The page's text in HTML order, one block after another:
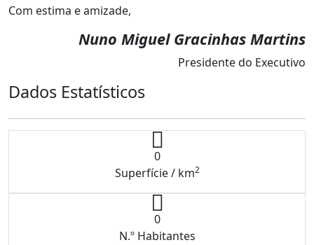
Com estima e amizade,
Nuno Miguel Gracinhas Martins
Presidente do Executivo
Dados Estatísticos
0
Superfície / km2
0
N.º Habitantes